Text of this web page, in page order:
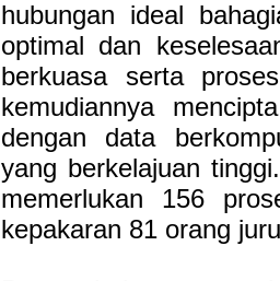
hubungan ideal
optimal dan
berkuasa serta
kemudiannya
dengan data
yang berkelajuan
memerlukan 156
kepakaran 81 orang